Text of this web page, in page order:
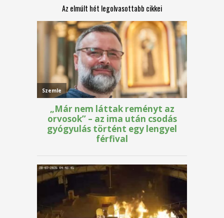
Az elmúlt hét legolvasottabb cikkei